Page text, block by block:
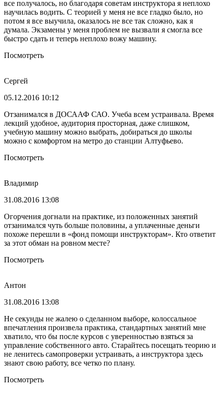
все получалось, но благодаря советам инструктора я неплохо
научилась водить. С теорией у меня не все гладко было, но
потом я все выучила, оказалось не все так сложно, как я
думала. Экзамены у меня проблем не вызвали я смогла все
быстро сдать и теперь неплохо вожу машину.
Посмотреть
Сергей
05.12.2016 10:12
Отзанимался в ДОСААФ САО. Учеба всем устраивала. Время
лекций удобное, аудитория просторная, даже слишком,
учебную машину можно выбрать, добираться до школы
можно с комфортом на метро до станции Алтуфьево.
Посмотреть
Владимир
31.08.2016 13:08
Огорчения догнали на практике, из положенных занятий
отзанимался чуть больше половины, а уплаченные деньги
похоже перешли в «фонд помощи инструкторам». Кто ответит
за этот обман на ровном месте?
Посмотреть
Антон
31.08.2016 13:08
Не секунды не жалею о сделанном выборе, колоссальное
впечатления произвела практика, стандартных занятий мне
хватило, что бы после курсов с уверенностью взяться за
управление собственного авто. Старайтесь посещать теорию и
не ленитесь самопроверки устраивать, а инструктора здесь
знают свою работу, все четко по плану.
Посмотреть